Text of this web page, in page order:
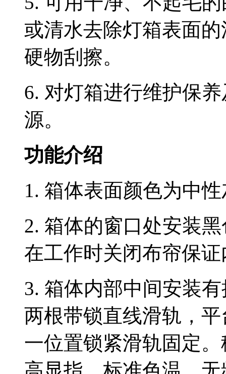
或清水去除灯箱表面
硬物刮擦。
6. 对灯箱进行维护保
源。
功能介绍
1. 箱体表面颜色为中
2. 箱体的窗口处安装
在工作时关闭布帘保
3. 箱体内部中间安装
两根带锁直线滑轨，
一位置锁紧滑轨固定